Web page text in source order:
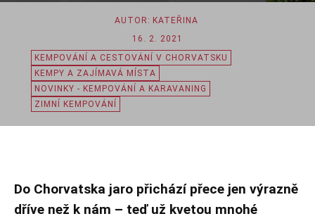
AUTOR: KATEŘINA
16. 2. 2021
KEMPOVÁNÍ A CESTOVÁNÍ V CHORVATSKU
KEMPY A ZAJÍMAVÁ MÍSTA
NOVINKY - KEMPOVÁNÍ A KARAVANING
ZIMNÍ KEMPOVÁNÍ
Do Chorvatska jaro přichází přece jen výrazně
dříve než k nám – teď už kvetou mnohé